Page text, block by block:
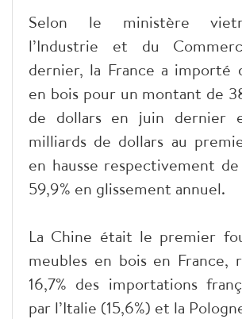
Selon le ministère
l’Industrie et du
dernier, la France a importé
en bois pour un montant de
de dollars en juin dernier
milliards de dollars au
en hausse respectivement
59,9% en glissement annuel.
La Chine était le premier
meubles en bois en France,
16,7% des importations
par l’Italie (15,6%) et la